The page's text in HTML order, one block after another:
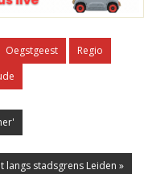
Oegstgeest
Regio
langs stadsgrens Leiden »